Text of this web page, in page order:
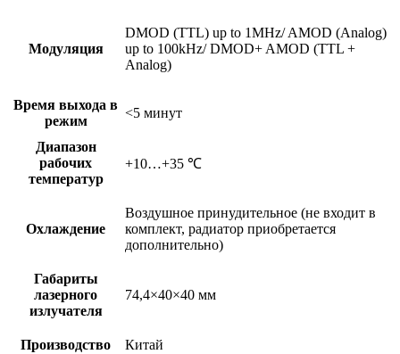
Модуляция
DMOD (TTL) up to 1MHz/ AMOD (Analog)
up to 100kHz/ DMOD+ AMOD (TTL +
Analog)
Время выхода в
режим
<5 минут
Диапазон
рабочих
температур
+10…+35 ℃
Охлаждение
Воздушное принудительное (не входит в
комплект, радиатор приобретается
дополнительно)
Габариты
лазерного
излучателя
74,4×40×40 мм
Производство Китай